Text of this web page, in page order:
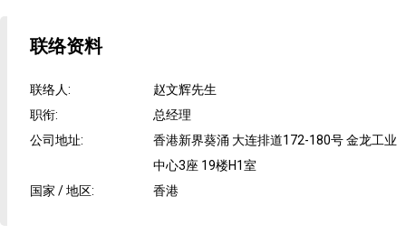
联络资料
联络人:
赵文辉先生
职衔:
总经理
公司地址:
香港新界葵涌 大连排道172-180号 金龙工业
中心3座 19楼H1室
国家 / 地区: 香港